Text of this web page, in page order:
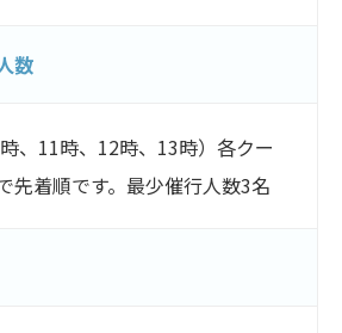
数
、11時、12時、13時）各クー
先着順です。最少催行人数3名